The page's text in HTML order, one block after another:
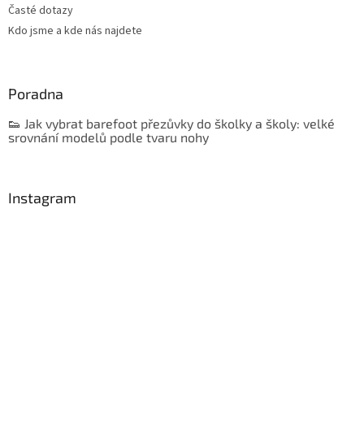
Časté dotazy
Kdo jsme a kde nás najdete
Poradna
👟 Jak vybrat barefoot přezůvky do školky a školy: velké
srovnání modelů podle tvaru nohy
Instagram